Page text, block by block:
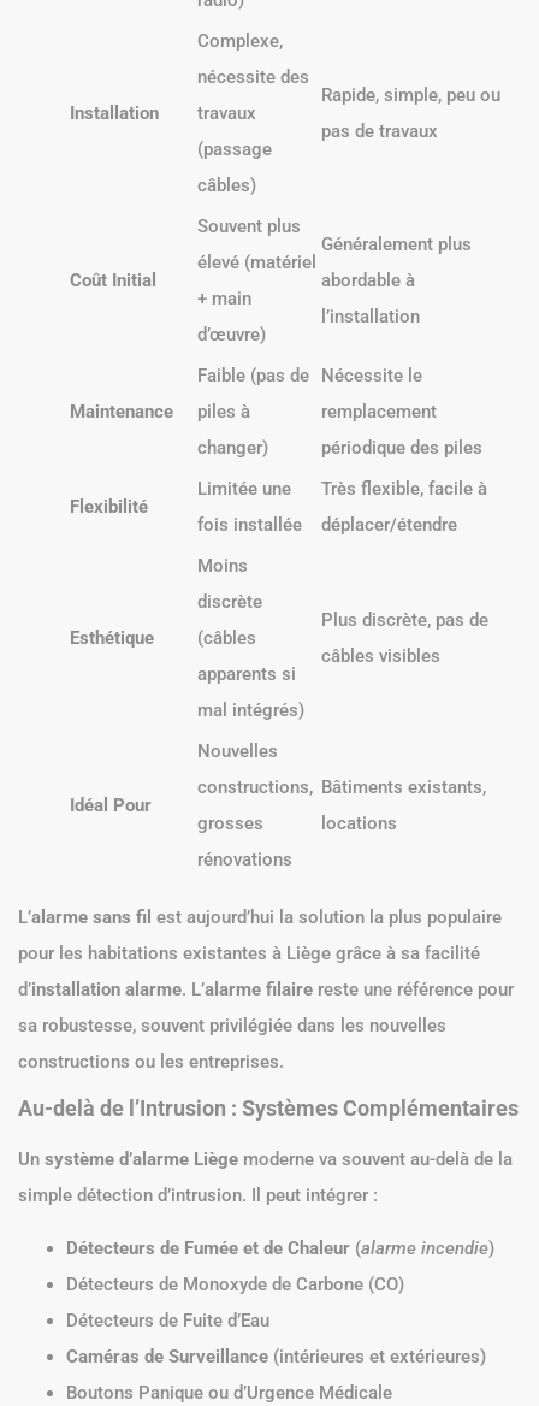
Installation
Complexe,
nécessite des
travaux
(passage
câbles)
Rapide, simple, peu ou
pas de travaux
Coût Initial
Souvent plus
élevé (matériel
+ main
d’œuvre)
Généralement plus
abordable à
l’installation
Maintenance
Faible (pas de
piles à
changer)
Nécessite le
remplacement
périodique des piles
Flexibilité
Limitée une
fois installée
Très flexible, facile à
déplacer/étendre
Esthétique
Moins
discrète
(câbles
apparents si
mal intégrés)
Plus discrète, pas de
câbles visibles
Idéal Pour
Nouvelles
constructions,
grosses
rénovations
Bâtiments existants,
locations
L’alarme sans fil est aujourd’hui la solution la plus populaire
pour les habitations existantes à Liège grâce à sa facilité
d’installation alarme. L’alarme filaire reste une référence pour
sa robustesse, souvent privilégiée dans les nouvelles
constructions ou les entreprises.
Au-delà de l’Intrusion : Systèmes Complémentaires
Un système d’alarme Liège moderne va souvent au-delà de la
simple détection d’intrusion. Il peut intégrer :
Détecteurs de Fumée et de Chaleur (alarme incendie)
Détecteurs de Monoxyde de Carbone (CO)
Détecteurs de Fuite d’Eau
Caméras de Surveillance (intérieures et extérieures)
Boutons Panique ou d’Urgence Médicale